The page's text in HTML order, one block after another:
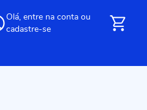
Olá, entre na conta ou
cadastre-se